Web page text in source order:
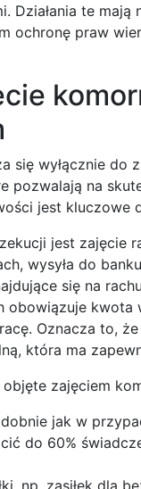
Działania te
ochronę praw
się wyłącznie
pozwalają na
jest
jest zajęcie
wysyła do
się na
obowiązuje
Oznacza to,
która ma
zajęciem
jak w
do 60%
np. zasiłek dla